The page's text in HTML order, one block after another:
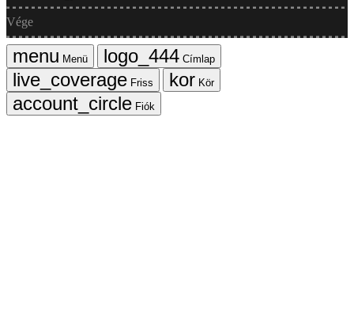
Vége
Menü
Címlap
Friss
Kör
Fiók